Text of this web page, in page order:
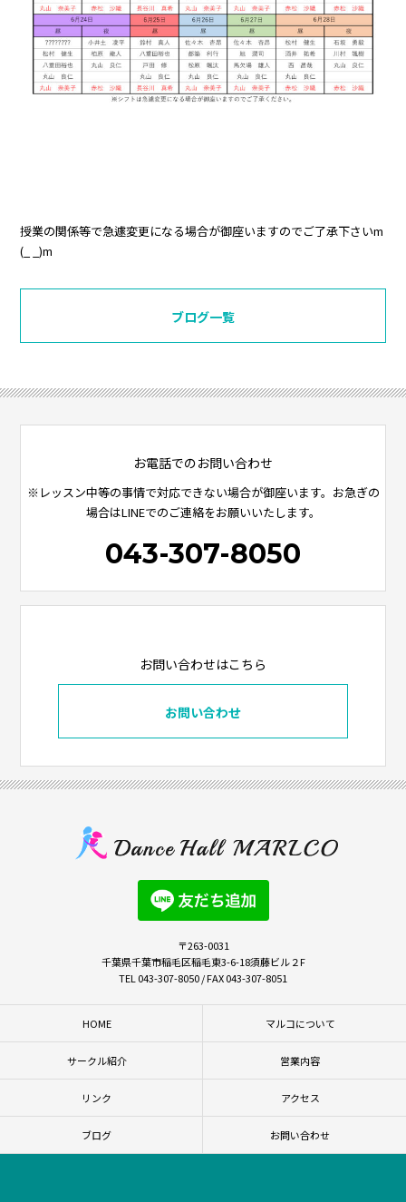
授業の関係等で急遽変更になる場合が御座いますのでご了承下さいm
(_ _)m
ブログ一覧
お電話でのお問い合わせ
※レッスン中等の事情で対応できない場合が御座います。お急ぎの
場合はLINEでのご連絡をお願いいたします。
043-307-8050
お問い合わせはこちら
お問い合わせ
〒263-0031
千葉県千葉市稲毛区稲毛東3-6-18須藤ビル２F
TEL 043-307-8050 / FAX 043-307-8051
HOME マルコについて
サークル紹介 営業内容
リンク アクセス
ブログ お問い合わせ